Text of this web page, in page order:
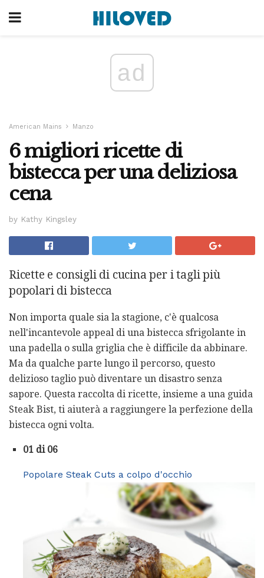
ad
American Mains Manzo
6 migliori ricette di
bistecca per una deliziosa
cena
by Kathy Kingsley
Ricette e consigli di cucina per i tagli più
popolari di bistecca
Non importa quale sia la stagione, c'è qualcosa
nell'incantevole appeal di una bistecca sfrigolante in
una padella o sulla griglia che è difficile da abbinare.
Ma da qualche parte lungo il percorso, questo
delizioso taglio può diventare un disastro senza
sapore. Questa raccolta di ricette, insieme a una guida
Steak Bist, ti aiuterà a raggiungere la perfezione della
bistecca ogni volta.
01 di 06
Popolare Steak Cuts a colpo d'occhio